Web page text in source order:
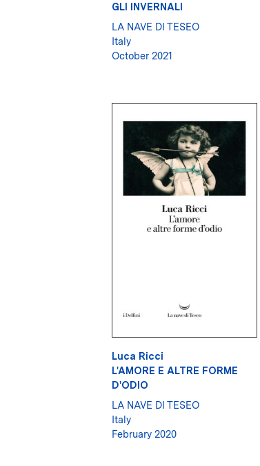
GLI INVERNALI
LA NAVE DI TESEO
Italy
October 2021
Luca Ricci
L'AMORE E ALTRE FORME
D'ODIO
LA NAVE DI TESEO
Italy
February 2020